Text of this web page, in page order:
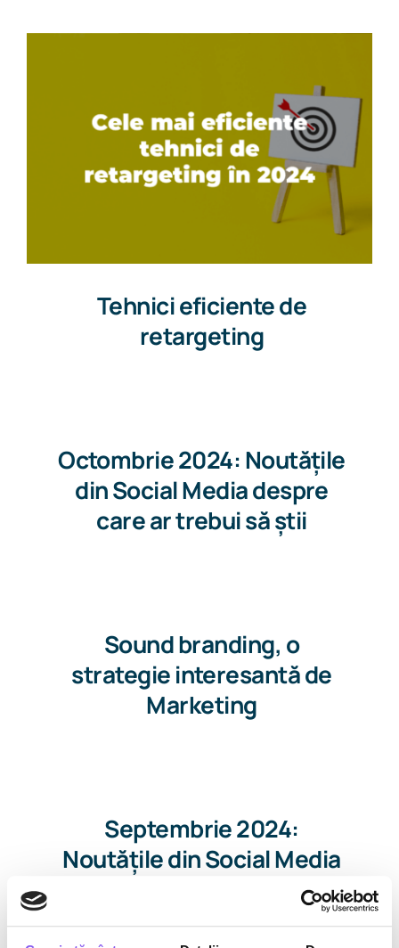
Tehnici eficiente de
retargeting
Octombrie 2024: Noutățile
din Social Media despre
care ar trebui să știi
Sound branding, o
strategie interesantă de
Marketing
Septembrie 2024:
Noutățile din Social Media
despre care ar trebui să știi